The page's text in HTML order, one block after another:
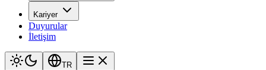
Kariyer
Duyurular
İletişim
TR